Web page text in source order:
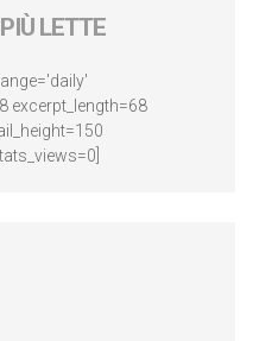
LETTE
excerpt_length=68